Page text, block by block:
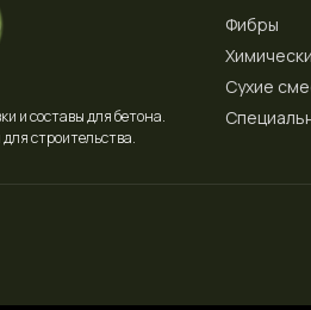
и составы для бетона.
строительства.
Фибры
Сухие